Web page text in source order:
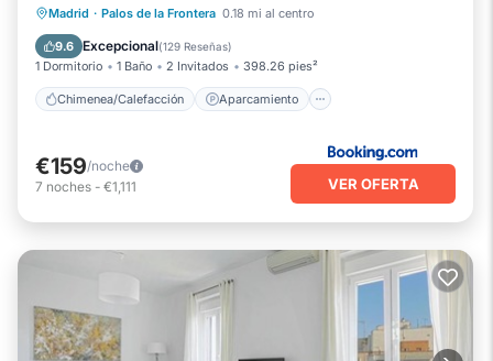
Madrid · Palos de la Frontera 0.18 mi al centro
9.6 Excepcional(129 Reseñas)
1 Dormitorio 1 Baño 2 Invitados 398.26 pies²
Chimenea/Calefacción Aparcamiento
Chimenea/Calefacción
Aparcamiento
Aire acondicionado
€159/noche
7 noches - €1,111 VER OFERTA